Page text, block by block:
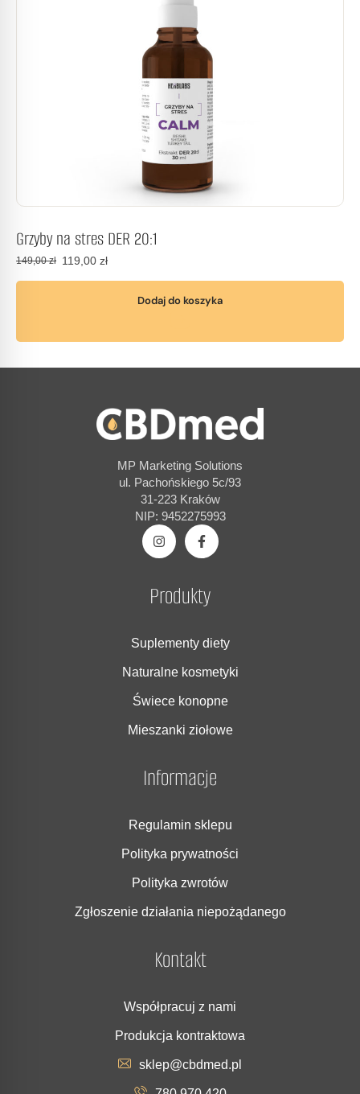
Grzyby na stres DER 20:1
149,00zł 119,00 zł
Dodaj do koszyka
MP Marketing Solutions
ul. Pachońskiego 5c/93
31-223 Kraków
NIP: 9452275993
Produkty
Suplementy diety
Naturalne kosmetyki
Świece konopne
Mieszanki ziołowe
Informacje
Regulamin sklepu
Polityka prywatności
Polityka zwrotów
Zgłoszenie działania niepożądanego
Kontakt
Współpracuj z nami
Produkcja kontraktowa
sklep@cbdmed.pl